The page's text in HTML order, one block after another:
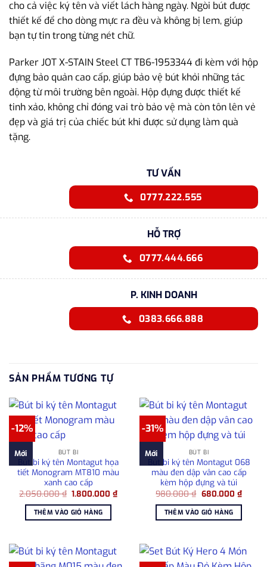
cho cả việc ký tên và viết lách hàng ngày. Ngòi bút được
thiết kế để cho dòng mực ra đều và không bị lem, giúp
bạn tự tin trong từng nét chữ.
Parker JOT X-STAIN Steel CT TB6-1953344 đi kèm với hộp
đựng bảo quản cao cấp, giúp bảo vệ bút khỏi những tác
động từ môi trường bên ngoài. Hộp đựng được thiết kế
tinh xảo, không chỉ đóng vai trò bảo vệ mà còn tôn lên vẻ
đẹp và giá trị của chiếc bút khi được sử dụng làm quà
tặng.
TƯ VẤN
0777.222.555
HỖ TRỢ
0777.444.666
P. KINH DOANH
0383.666.888
SẢN PHẨM TƯƠNG TỰ
-12%
Mới BÚT BI
Bút bi ký tên Montagut họa
tiết Monogram MT810 màu
xanh cao cấp
2.050.000₫ Giá
là:
2.050.000 ₫.
1.800.000₫Giá
hiện
1.800.000 ₫.
THÊM VÀO GIỎ HÀNG
-31%
Mới BÚT BI
Bút bi ký tên Montagut 068
màu đen dập vân cao cấp
kèm hộp đựng và túi
980.000₫ Giá
là:
980.000 ₫.
680.000 ₫Giá
hiện
THÊM VÀO GIỎ HÀNG